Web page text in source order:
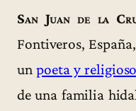
San Juan de la
Fontiveros,
unpoeta y
de una familia